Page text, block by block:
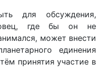
для обсуждения,
где бы он не
может внести
единения
принятия участие в